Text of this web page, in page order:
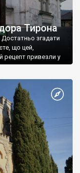
Тирона
згадати
що цей,
рецепт привезли у